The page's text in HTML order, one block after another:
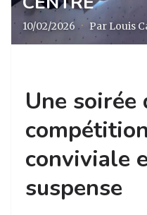
10/02/2026 · Par Louis
Une soirée
conviviale
suspense